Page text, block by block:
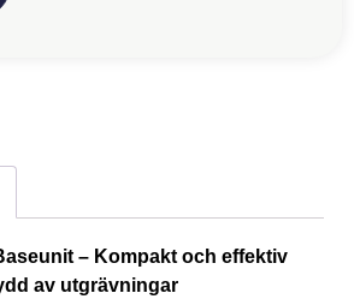
– Kompakt och effektiv
av utgrävningar